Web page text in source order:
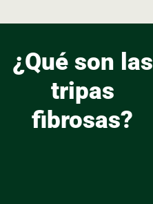
¿Qué son las
tripas
fibrosas?